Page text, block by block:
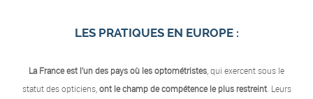
LES PRATIQUES EN EUROPE :
La France est l’un des pays où les optométristes, qui exercent sous le
statut des opticiens,ont le champ de compétence le plus restreint. Leurs